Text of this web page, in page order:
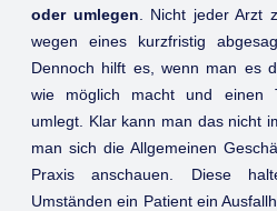
oder umlegen . Nicht jeder Arzt
wegen eines kurzfristig
Dennoch hilft es, wenn man es
wie möglich macht und einen
umlegt. Klar kann man das nicht
man sich die Allgemeinen
Praxis anschauen. Diese
Umständen ein Patient ein